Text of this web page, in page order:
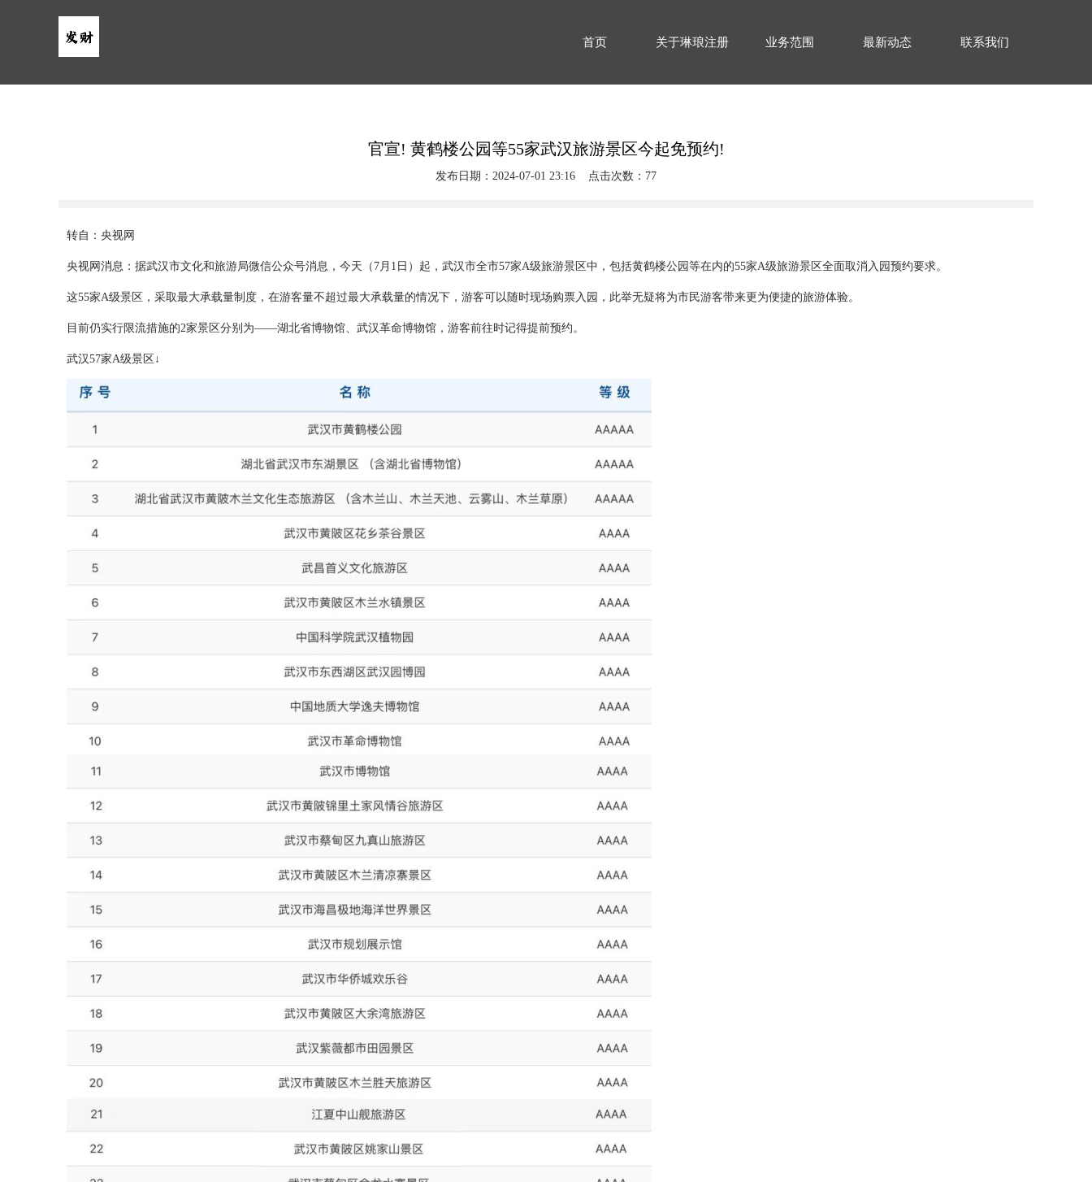
首页 关于琳琅注册 业务范围 最新动态 联系我们
官宣! 黄鹤楼公园等55家武汉旅游景区今起免预约!
发布日期：2024-07-01 23:16 点击次数：77
转自：央视网
央视网消息：据武汉市文化和旅游局微信公众号消息，今天（7月1日）起，武汉市全市57家A级旅游景区中，包括黄鹤楼公园等在内的55家A级旅游景区全面取消入园预约要求。
这55家A级景区，采取最大承载量制度，在游客量不超过最大承载量的情况下，游客可以随时现场购票入园，此举无疑将为市民游客带来更为便捷的旅游体验。
目前仍实行限流措施的2家景区分别为——湖北省博物馆、武汉革命博物馆，游客前往时记得提前预约。
武汉57家A级景区↓